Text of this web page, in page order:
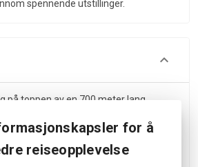
spennende utstillinger.
på toppen av en 700 meter lang
ring resepsjonen på Vemork i
skiltet på P-plassen eller listet på
for å
reiseopplevelse